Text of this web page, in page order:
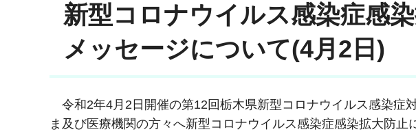
新型コロナウイルス感染症感
メッセージについて(4月2日)
令和2年4月2日開催の第12回栃木県新型コロナウイルス感染症
ま及び医療機関の方々へ新型コロナウイルス感染症感染拡大防